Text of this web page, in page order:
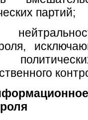
партий;